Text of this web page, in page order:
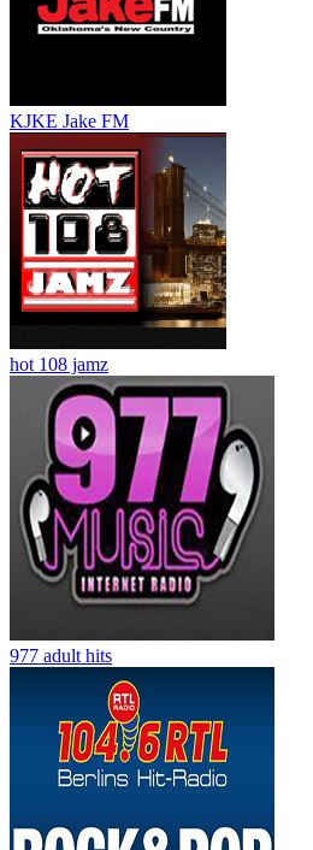
KJKE Jake FM
hot 108 jamz
977 adult hits